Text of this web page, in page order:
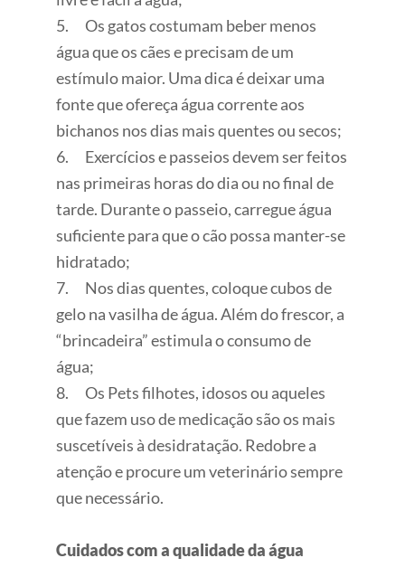
5. Os gatos costumam beber menos
água que os cães e precisam de um
estímulo maior. Uma dica é deixar uma
fonte que ofereça água corrente aos
bichanos nos dias mais quentes ou secos;
6. Exercícios e passeios devem ser feitos
nas primeiras horas do dia ou no final de
tarde. Durante o passeio, carregue água
suficiente para que o cão possa manter-se
hidratado;
7. Nos dias quentes, coloque cubos de
gelo na vasilha de água. Além do frescor, a
“brincadeira” estimula o consumo de
água;
8. Os Pets filhotes, idosos ou aqueles
que fazem uso de medicação são os mais
suscetíveis à desidratação. Redobre a
atenção e procure um veterinário sempre
que necessário.
Cuidados com a qualidade da água